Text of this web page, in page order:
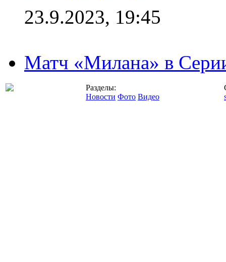
23.9.2023, 19:45
Матч «Милана» в
Разделы:
Новости Фото Видео